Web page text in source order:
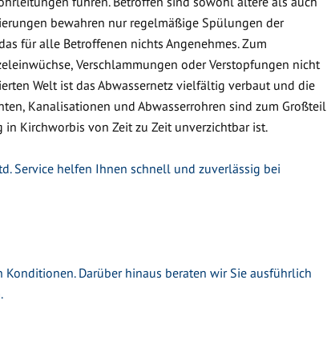
bewahren nur regelmäßige Spülungen der
für alle Betroffenen nichts Angenehmes. Zum
Verschlammungen oder Verstopfungen nicht
Welt ist das Abwassernetz vielfältig verbaut und die
Kanalisationen und Abwasserrohren sind zum Großteil
Kirchworbis von Zeit zu Zeit unverzichtbar ist.
Service helfen Ihnen schnell und zuverlässig bei
Darüber hinaus beraten wir Sie ausführlich